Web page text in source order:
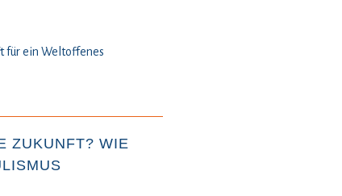
für ein Weltoffenes
ZUKUNFT? WIE